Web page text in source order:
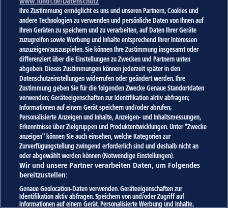
Reload
Ihre Zustimmung ermöglicht es uns und unseren Partnern, Cookies und
andere Technologien zu verwenden und persönliche Daten von Ihnen auf
Ihren Geräten zu speichern und zu verarbeiten, auf Daten Ihrer Geräte
zuzugreifen sowie Werbung und Inhalte entsprechend Ihrer Interessen
anzuzeigen/auszuspielen. Sie können Ihre Zustimmung insgesamt oder
differenziert über die Einstellungen zu Zwecken und Partnern unten
abgeben. Dieses Zustimmungen können jederzeit später in den
Datenschutzeinstellungen widerrufen oder geändert werden. Ihre
Zustimmung geben Sie für die folgenden Zwecke Genaue Standortdaten
verwenden; Geräteeigenschaften zur Identifikation aktiv abfragen;
Informationen auf einem Gerät speichern und/oder abrufen;
Personalisierte Anzeigen und Inhalte, Anzeigen- und Inhaltsmessungen,
Erkenntnisse über Zielgruppen und Produktentwicklungen. Unter "Zwecke
anzeigen" können Sie auch einsehen, welche Kategorien zur
Zurverfügungstellung zwingend erforderlich sind und deshalb nicht an
oder abgewählt werden können (Notwendige Einstellungen).
Wir und unsere Partner verarbeiten Daten, um Folgendes
bereitzustellen:
Genaue Geolocation-Daten verwenden. Geräteeigenschaften zur
Identifikation aktiv abfragen. Speichern von und/oder Zugriff auf
Informationen auf einem Gerät. Personalisierte Werbung und Inhalte,